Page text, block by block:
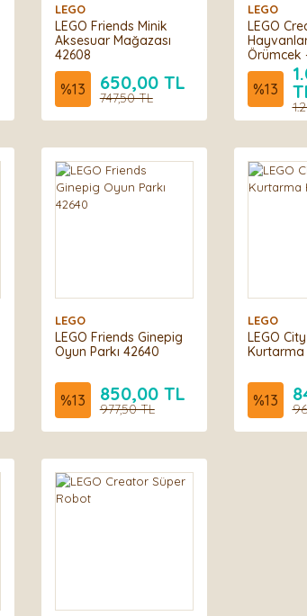
LEGO
LEGO Friends Minik
Aksesuar Mağazası
42608
%13 650,00 TL
747,50 TL
LEGO
LEGO
Hayvanlar
Örümcek
31159
%13
LEGO
LEGO Friends Ginepig
Oyun Parkı 42640
%13 850,00 TL
977,50 TL
LEGO
LEGO
Kurtarma
%13